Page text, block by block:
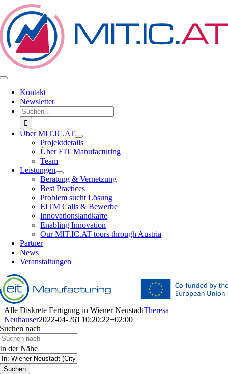
Zum
Inhalt
springen
Toggle
NavigationKontakt
Newsletter
Suche
nach:
Über MIT.IC.AT
Projektdetails
Über EIT Manufacturing
Team
Leistungen
Beratung & Vernetzung
Best Practices
Problem sucht Lösung
EITM Calls & Bewerbe
Innovationslandkarte
Enabling Innovation
Our MIT.IC.AT tours through Austria
Partner
News
Veranstaltungen
Alle Diskrete Fertigung in Wiener NeustadtTheresa
Neuhauser2022-04-26T10:20:22+02:00
Suchen nach
In der Nähe
Suchen